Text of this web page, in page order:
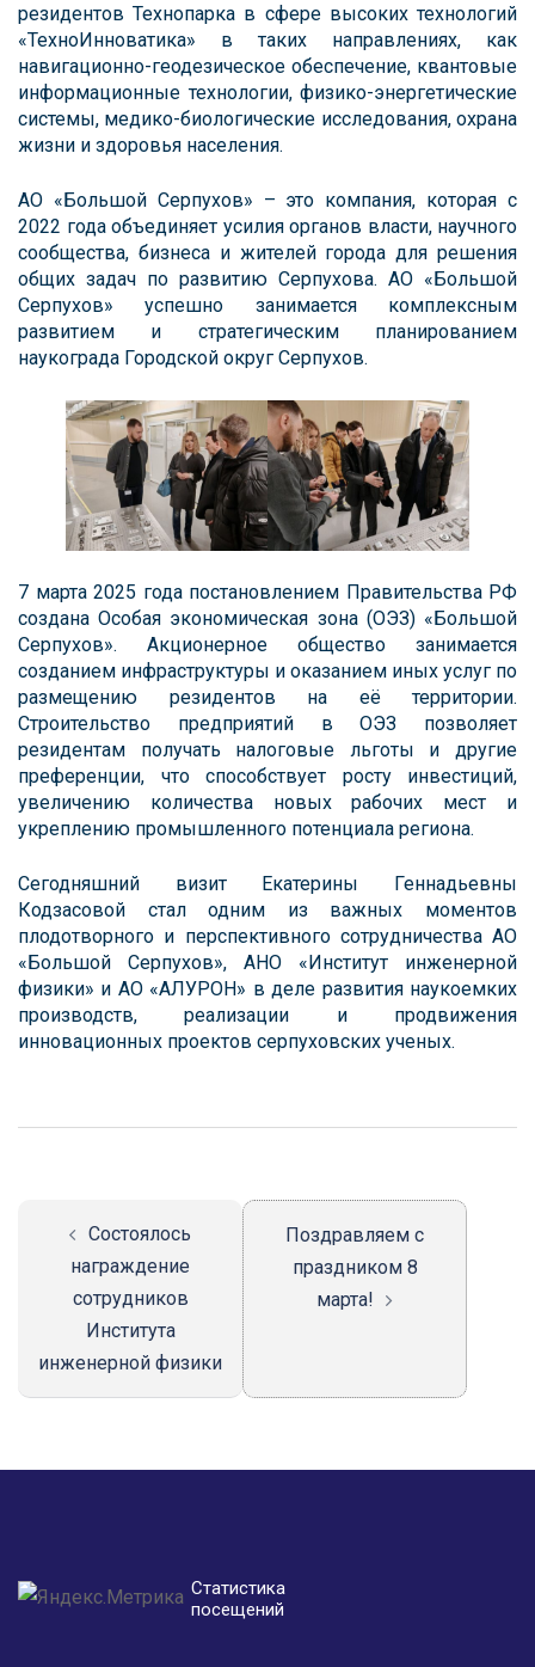
резидентов Технопарка в сфере высоких технологий
«ТехноИнноватика» в таких направлениях, как
навигационно-геодезическое обеспечение, квантовые
информационные технологии, физико-энергетические
системы, медико-биологические исследования, охрана
жизни и здоровья населения.
АО «Большой Серпухов» – это компания, которая с
2022 года объединяет усилия органов власти, научного
сообщества, бизнеса и жителей города для решения
общих задач по развитию Серпухова. АО «Большой
Серпухов» успешно занимается комплексным
развитием и стратегическим планированием
наукограда Городской округ Серпухов.
7 марта 2025 года постановлением Правительства РФ
создана Особая экономическая зона (ОЭЗ) «Большой
Серпухов». Акционерное общество занимается
созданием инфраструктуры и оказанием иных услуг по
размещению резидентов на её территории.
Строительство предприятий в ОЭЗ позволяет
резидентам получать налоговые льготы и другие
преференции, что способствует росту инвестиций,
увеличению количества новых рабочих мест и
укреплению промышленного потенциала региона.
Сегодняшний визит Екатерины Геннадьевны
Кодзасовой стал одним из важных моментов
плодотворного и перспективного сотрудничества АО
«Большой Серпухов», АНО «Институт инженерной
физики» и АО «АЛУРОН» в деле развития наукоемких
производств, реализации и продвижения
инновационных проектов серпуховских ученых.
Навигация
Состоялось
награждение
сотрудников
Института
инженерной физики
Поздравляем с
праздником 8
марта!
Статистика
посещений